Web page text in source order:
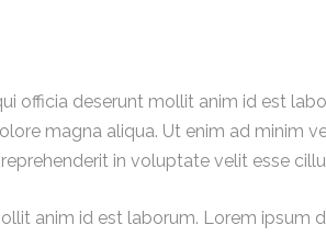
officia deserunt mollit anim id est
magna aliqua. Ut enim ad minim
in voluptate velit esse
anim id est laborum. Lorem